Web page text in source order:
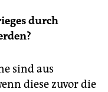
durch
sind aus
diese zuvor die